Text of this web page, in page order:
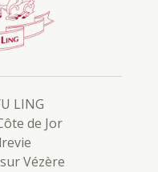
LING
de Jor
Vézère